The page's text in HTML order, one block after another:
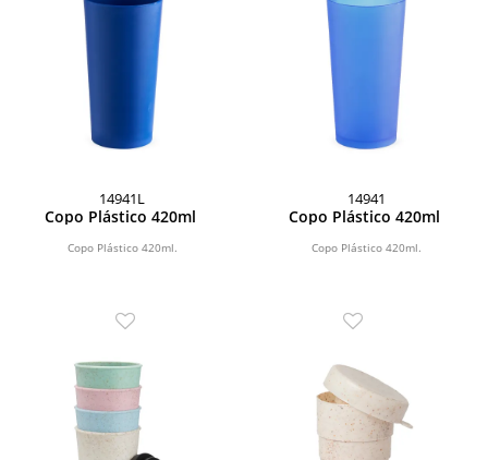
14941L
Copo Plástico 420ml
Copo Plástico 420ml.
14941
Copo Plástico 420ml
Copo Plástico 420ml.